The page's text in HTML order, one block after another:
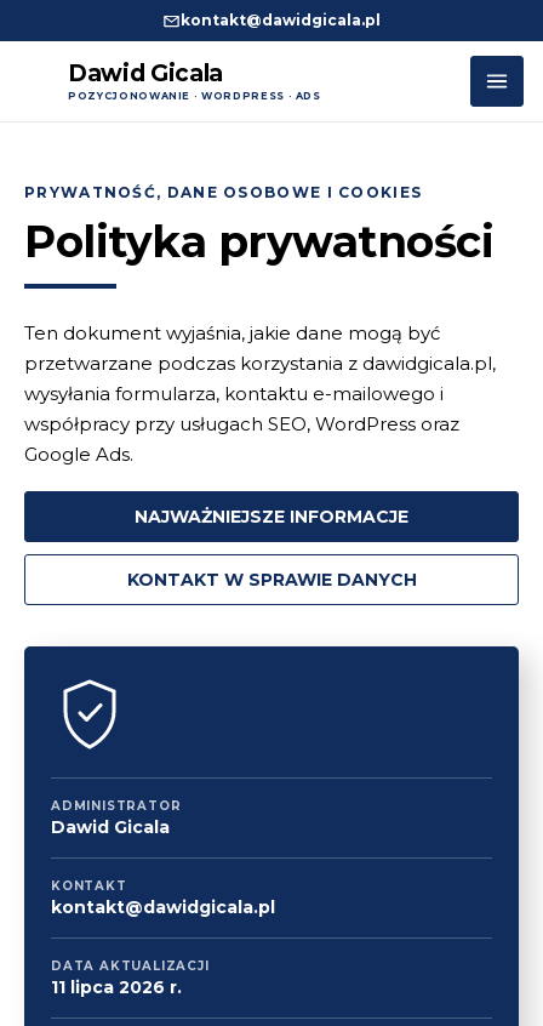
kontakt@dawidgicala.pl
Dawid Gicala
POZYCJONOWANIE · WORDPRESS · ADS
treściPRYWATNOŚĆ, DANE OSOBOWE I COOKIES
Polityka prywatności
Ten dokument wyjaśnia, jakie dane mogą być
przetwarzane podczas korzystania z dawidgicala.pl,
wysyłania formularza, kontaktu e-mailowego i
współpracy przy usługach SEO, WordPress oraz
Google Ads.
NAJWAŻNIEJSZE INFORMACJE
KONTAKT W SPRAWIE DANYCH
ADMINISTRATOR
Dawid Gicala
KONTAKT
kontakt@dawidgicala.pl
DATA AKTUALIZACJI
11 lipca 2026 r.